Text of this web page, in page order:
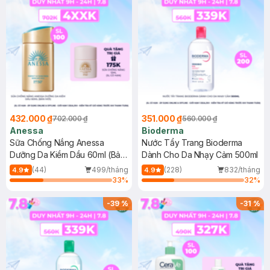
432.000 ₫702.000 ₫
Anessa
Sữa Chống Nắng Anessa
Dưỡng Da Kiềm Dầu 60ml (Bản
Mới)
4.9 (44)
499/tháng
33%
351.000 ₫560.000 ₫
Bioderma
Nước Tẩy Trang Bioderma
Dành Cho Da Nhạy Cảm 500ml
4.9 (228)
832/tháng
32%
-39% -31%